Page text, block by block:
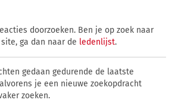
doorzoeken. Ben je op zoek naar
ga dan naar de ledenlijst.
gedaan gedurende de laatste
je een nieuwe zoekopdracht
zoeken.